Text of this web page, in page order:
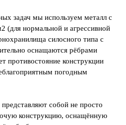
задач мы используем металл с
(для нормальной и агрессивной
силосного типа с
оснащаются рёбрами
противостояние конструкции
погодным
собой не просто
конструкцию, оснащённую